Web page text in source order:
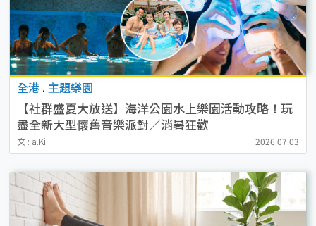
全港 . 主題樂園
【社群盛夏大放送】海洋公園水上樂園活動攻略！玩
盡全新大型懷舊音樂派對／消暑狂歡
文 : a.Ki 2026.07.03